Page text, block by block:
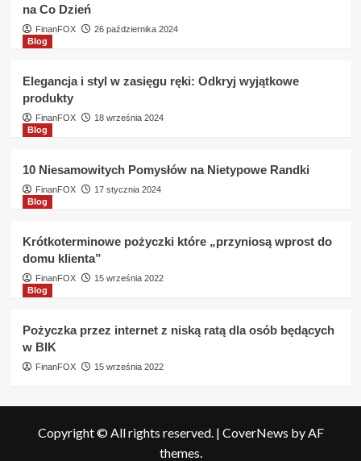
na Co Dzień
FinanFOX
26 października 2024
Blog
Elegancja i styl w zasięgu ręki: Odkryj wyjątkowe
produkty
FinanFOX
18 września 2024
Blog
10 Niesamowitych Pomysłów na Nietypowe Randki
FinanFOX
17 stycznia 2024
Blog
Krótkoterminowe pożyczki które „przyniosą wprost do
domu klienta”
FinanFOX
15 września 2022
Blog
Pożyczka przez internet z niską ratą dla osób będących
w BIK
FinanFOX 15 września 2022
Copyright © All rights reserved. | CoverNews by AF
themes.